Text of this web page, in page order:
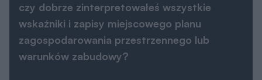
czy dobrze zinterpretowałeś wszystkie
wskaźniki i zapisy miejscowego planu
zagospodarowania przestrzennego lub
warunków zabudowy?